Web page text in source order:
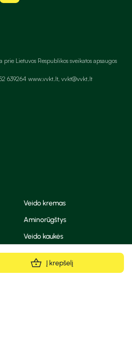
Į krepšelį
Lietuvos Respublikos sveikatos apsaugos
639264 www.vvkt.lt, vvkt@vvkt.lt
Veido kremas
Aminorūgštys
Veido kaukės
Eteriniai aliejai
BB ir CC kremas